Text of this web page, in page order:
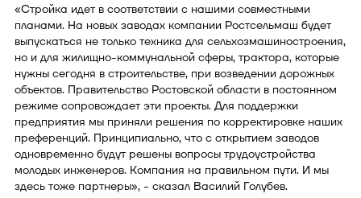
«Стройка идет в соответствии с нашими совместными
планами. На новых заводах компании Ростсельмаш будет
выпускаться не только техника для сельхозмашиностроения,
но и для жилищно-коммунальной сферы, трактора, которые
нужны сегодня в строительстве, при возведении дорожных
объектов. Правительство Ростовской области в постоянном
режиме сопровождает эти проекты. Для поддержки
предприятия мы приняли решения по корректировке наших
преференций. Принципиально, что с открытием заводов
одновременно будут решены вопросы трудоустройства
молодых инженеров. Компания на правильном пути. И мы
здесь тоже партнеры», - сказал Василий Голубев.